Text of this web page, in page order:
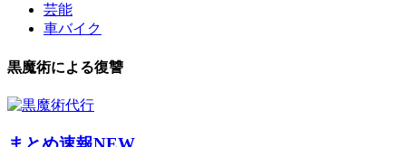
芸能
車バイク
黒魔術による復讐